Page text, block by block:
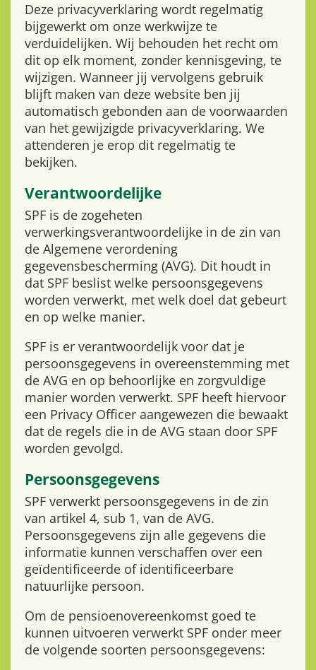
Deze privacyverklaring wordt regelmatig
bijgewerkt om onze werkwijze te
verduidelijken. Wij behouden het recht om
dit op elk moment, zonder kennisgeving, te
wijzigen. Wanneer jij vervolgens gebruik
blijft maken van deze website ben jij
automatisch gebonden aan de voorwaarden
van het gewijzigde privacyverklaring. We
attenderen je erop dit regelmatig te
bekijken.
Verantwoordelijke
SPF is de zogeheten
verwerkingsverantwoordelijke in de zin van
de Algemene verordening
gegevensbescherming (AVG). Dit houdt in
dat SPF beslist welke persoonsgegevens
worden verwerkt, met welk doel dat gebeurt
en op welke manier.
SPF is er verantwoordelijk voor dat je
persoonsgegevens in overeenstemming met
de AVG en op behoorlijke en zorgvuldige
manier worden verwerkt. SPF heeft hiervoor
een Privacy Officer aangewezen die bewaakt
dat de regels die in de AVG staan door SPF
worden gevolgd.
Persoonsgegevens
SPF verwerkt persoonsgegevens in de zin
van artikel 4, sub 1, van de AVG.
Persoonsgegevens zijn alle gegevens die
informatie kunnen verschaffen over een
geïdentificeerde of identificeerbare
natuurlijke persoon.
Om de pensioenovereenkomst goed te
kunnen uitvoeren verwerkt SPF onder meer
de volgende soorten persoonsgegevens: